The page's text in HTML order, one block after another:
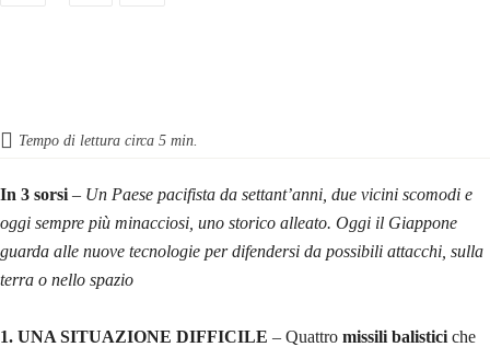
Tempo di lettura circa 5 min.
In 3 sorsi – Un Paese pacifista da settant’anni, due vicini scomodi e
oggi sempre più minacciosi, uno storico alleato. Oggi il Giappone
guarda alle nuove tecnologie per difendersi da possibili attacchi, sulla
terra o nello spazio
1. UNA SITUAZIONE DIFFICILE – Quattro missili balistici che